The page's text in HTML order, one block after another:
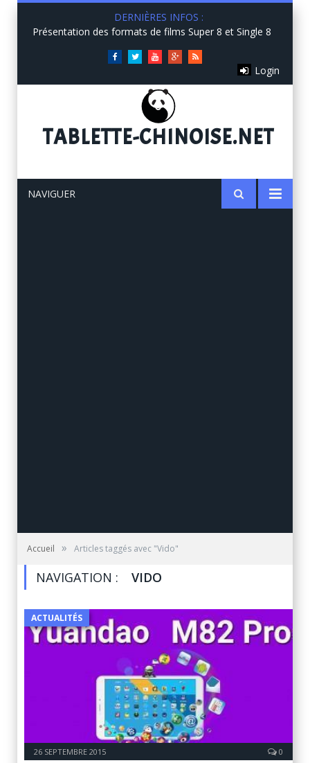
DERNIÈRES INFOS :
Présentation des formats de films Super 8 et Single 8
FacebookTwitterYou
Google+RSS
Login
TABLETTE-CHINOISE.NET
NAVIGUER
Accueil » Articles taggés avec "Vido"
NAVIGATION : VIDO
ACTUALITÉS
26 SEPTEMBRE 2015 0